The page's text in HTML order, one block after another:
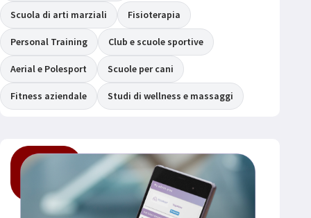
Scuola di arti marziali Fisioterapia
Personal Training Club e scuole sportive
Aerial e Polesport Scuole per cani
Fitness aziendale Studi di wellness e massaggi